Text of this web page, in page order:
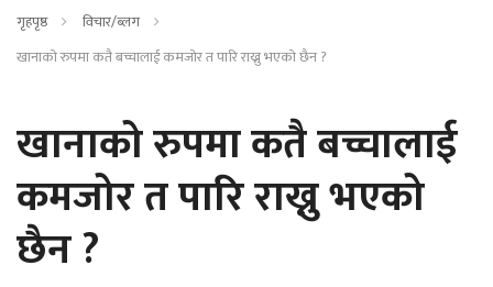
गृहपृष्ठ
विचार/ब्लग
खानाको रुपमा कतै बच्चालाई कमजोर त पारि राख्नु भएको छैन ?
खानाको रुपमा कतै बच्चालाई
कमजोर त पारि राख्नु भएको
छैन ?